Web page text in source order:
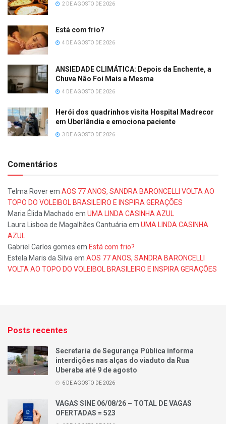
2 DE AGOSTO DE 2026
Está com frio?
4 DE AGOSTO DE 2026
ANSIEDADE CLIMÁTICA: Depois da Enchente, a
Chuva Não Foi Mais a Mesma
4 DE AGOSTO DE 2026
Herói dos quadrinhos visita Hospital Madrecor
em Uberlândia e emociona paciente
3 DE AGOSTO DE 2026
Comentários
Telma Roverem AOS 77 ANOS, SANDRA BARONCELLI VOLTA AO
TOPO DO VOLEIBOL BRASILEIRO E INSPIRA GERAÇÕES
Maria Élida Machado em UMA LINDA CASINHA AZUL
Laura Lisboa de Magalhães Cantuária em UMA LINDA CASINHA
AZUL
Gabriel Carlos gomes em Está com frio?
Estela Maris da Silva em AOS 77 ANOS, SANDRA BARONCELLI
VOLTA AO TOPO DO VOLEIBOL BRASILEIRO E INSPIRA GERAÇÕES
Posts recentes
Secretaria de Segurança Pública informa
interdições nas alças do viaduto da Rua
Uberaba até 9 de agosto
6 DE AGOSTO DE 2026
VAGAS SINE 06/08/26 – TOTAL DE VAGAS
OFERTADAS = 523